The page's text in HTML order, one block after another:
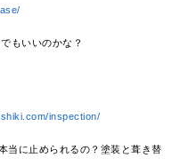
もいいのかな？
inspection/
当に止められるの？塗装と葺き替